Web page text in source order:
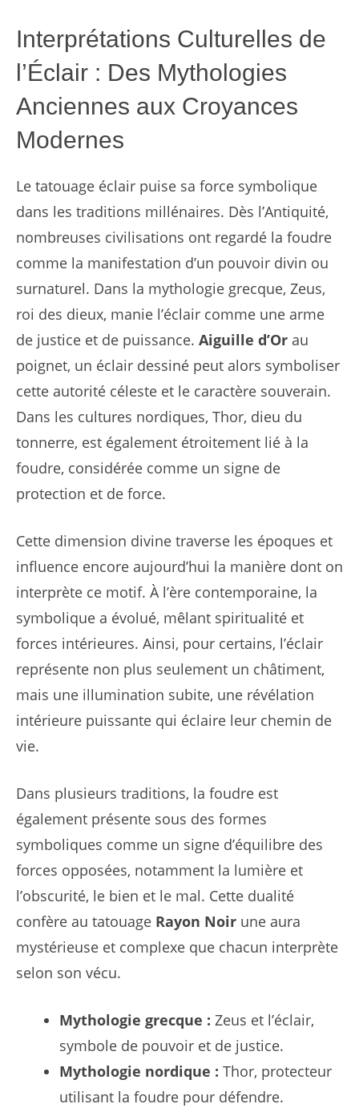
Interprétations Culturelles de
l’Éclair : Des Mythologies
Anciennes aux Croyances
Modernes
Le tatouage éclair puise sa force symbolique
dans les traditions millénaires. Dès l’Antiquité,
nombreuses civilisations ont regardé la foudre
comme la manifestation d’un pouvoir divin ou
surnaturel. Dans la mythologie grecque, Zeus,
roi des dieux, manie l’éclair comme une arme
de justice et de puissance. Aiguille d’Or au
poignet, un éclair dessiné peut alors symboliser
cette autorité céleste et le caractère souverain.
Dans les cultures nordiques, Thor, dieu du
tonnerre, est également étroitement lié à la
foudre, considérée comme un signe de
protection et de force.
Cette dimension divine traverse les époques et
influence encore aujourd’hui la manière dont on
interprète ce motif. À l’ère contemporaine, la
symbolique a évolué, mêlant spiritualité et
forces intérieures. Ainsi, pour certains, l’éclair
représente non plus seulement un châtiment,
mais une illumination subite, une révélation
intérieure puissante qui éclaire leur chemin de
vie.
Dans plusieurs traditions, la foudre est
également présente sous des formes
symboliques comme un signe d’équilibre des
forces opposées, notamment la lumière et
l’obscurité, le bien et le mal. Cette dualité
confère au tatouage Rayon Noir une aura
mystérieuse et complexe que chacun interprète
selon son vécu.
Mythologie grecque : Zeus et l’éclair,
symbole de pouvoir et de justice.
Mythologie nordique : Thor, protecteur
utilisant la foudre pour défendre.